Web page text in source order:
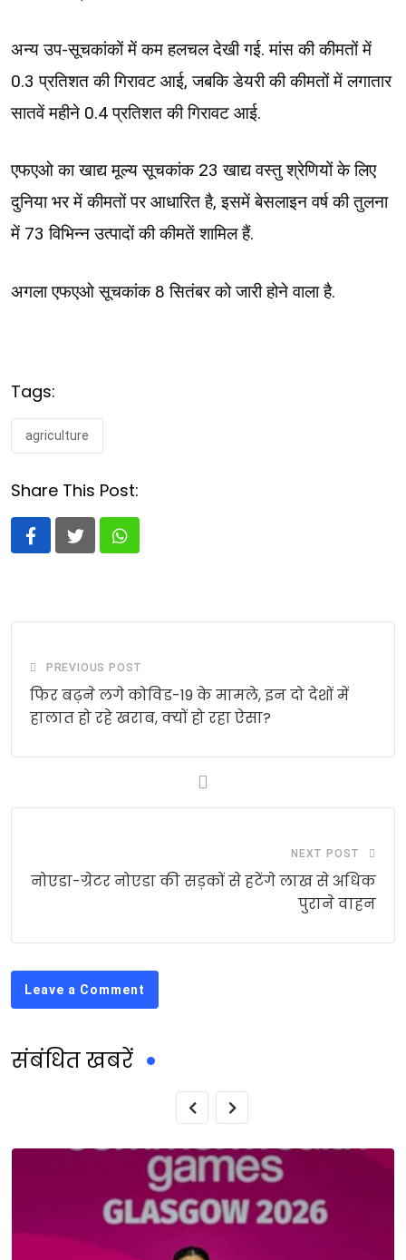
अन्य उप-सूचकांकों में कम हलचल देखी गई. मांस की कीमतों में
0.3 प्रतिशत की गिरावट आई, जबकि डेयरी की कीमतों में लगातार
सातवें महीने 0.4 प्रतिशत की गिरावट आई.
एफएओ का खाद्य मूल्य सूचकांक 23 खाद्य वस्तु श्रेणियों के लिए
दुनिया भर में कीमतों पर आधारित है, इसमें बेसलाइन वर्ष की तुलना
में 73 विभिन्न उत्पादों की कीमतें शामिल हैं.
अगला एफएओ सूचकांक 8 सितंबर को जारी होने वाला है.
Tags:
agriculture
Share This Post:
Whatsapp
PREVIOUS POST
फ‍िर बढ़ने लगे कोविड-19 के मामले, इन दो देशों में
हालात हो रहे खराब, क्‍यों हो रहा ऐसा?
NEXT POST
नोएडा-ग्रेटर नोएडा की सड़कों से हटेंगे लाख से अधिक
पुराने वाहन
Leave a Comment
संबंधित खबरें